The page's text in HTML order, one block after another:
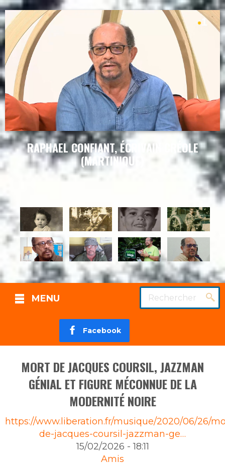
RAPHAEL CONFIANT, ÉCRIVAIN CRÉOLE
(MARTINIQUE)
MENU Rechercher
Facebook
MORT DE JACQUES COURSIL, JAZZMAN
GÉNIAL ET FIGURE MÉCONNUE DE LA
MODERNITÉ NOIRE
Source
https://www.liberation.fr/musique/2020/06/26/
de-jacques-coursil-jazzman-ge…
15/02/2026 - 18:11
Amis